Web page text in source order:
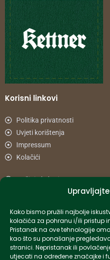
Kako bismo pružili najbolje
kolačića za pohranu i/ili pristup
Pristanak na ove tehnologije
kao što su ponašanje
stranici. Nepristanak ili
utjecati na određene značajke i
Korisni linkovi
Politika privatnosti
Uvjeti korištenja
Impressum
Kolačići
Načini plaćanja
Informacije
info-hr@kettner.com